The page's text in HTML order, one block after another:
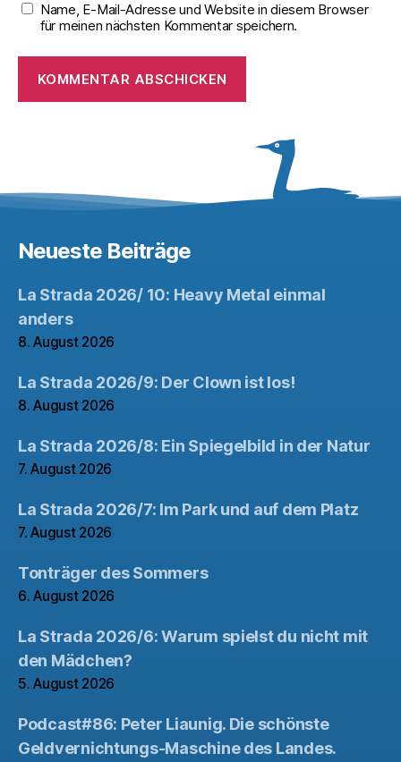
Name, E-Mail-Adresse und Website in diesem Browser
für meinen nächsten Kommentar speichern.
Neueste Beiträge
La Strada 2026/ 10: Heavy Metal einmal
anders
8. August 2026
La Strada 2026/9: Der Clown ist los!
8. August 2026
La Strada 2026/8: Ein Spiegelbild in der Natur
7. August 2026
La Strada 2026/7: Im Park und auf dem Platz
7. August 2026
Tonträger des Sommers
6. August 2026
La Strada 2026/6: Warum spielst du nicht mit
den Mädchen?
5. August 2026
Podcast#86: Peter Liaunig. Die schönste
Geldvernichtungs-Maschine des Landes.